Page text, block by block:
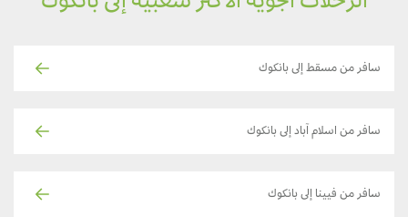
سافر من مسقط إلى بانكوك
سافر من اسلام آباد إلى بانكوك
سافر من فيينا إلى بانكوك